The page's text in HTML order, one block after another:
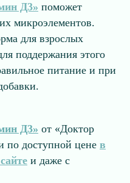
Д3» поможет
микроэлементов.
для взрослых
поддержания этого
питание и при
Д3» от «Доктор
по доступной цене в
и даже с